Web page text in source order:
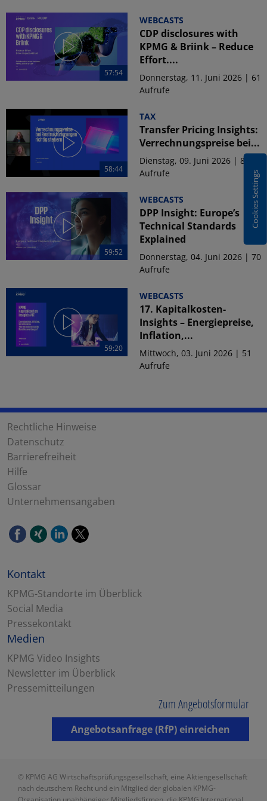
57:54
WEBCASTS
CDP disclosures with
KPMG & Briink – Reduce
Effort....
Donnerstag, 11. Juni 2026 | 61
Aufrufe
58:44
TAX
Transfer Pricing Insights:
Verrechnungspreise bei...
Dienstag, 09. Juni 2026 | 80
Aufrufe
59:52
WEBCASTS
DPP Insight: Europe’s
Technical Standards
Explained
Donnerstag, 04. Juni 2026 | 70
Aufrufe
59:20
WEBCASTS
17. Kapitalkosten-
Insights – Energiepreise,
Inflation,...
Mittwoch, 03. Juni 2026 | 51
Aufrufe
Cookies Settings
Rechtliche Hinweise
Datenschutz
Barrierefreiheit
Hilfe
Glossar
Unternehmensangaben
Kontakt
KPMG-Standorte im Überblick
Social Media
Pressekontakt
Medien
KPMG Video Insights
Newsletter im Überblick
Pressemitteilungen
Zum Angebotsformular
Angebotsanfrage (RfP) einreichen
© KPMG AG Wirtschaftsprüfungsgesellschaft, eine Aktiengesellschaft
nach deutschem Recht und ein Mitglied der globalen KPMG-